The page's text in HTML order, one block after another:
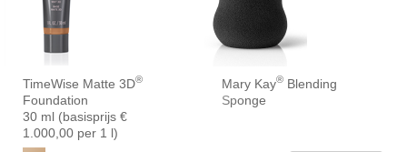
TimeWise Matte 3D®
Foundation
30 ml (basisprijs €
1.000,00 per 1 l)
Mary Kay® Blending
Sponge